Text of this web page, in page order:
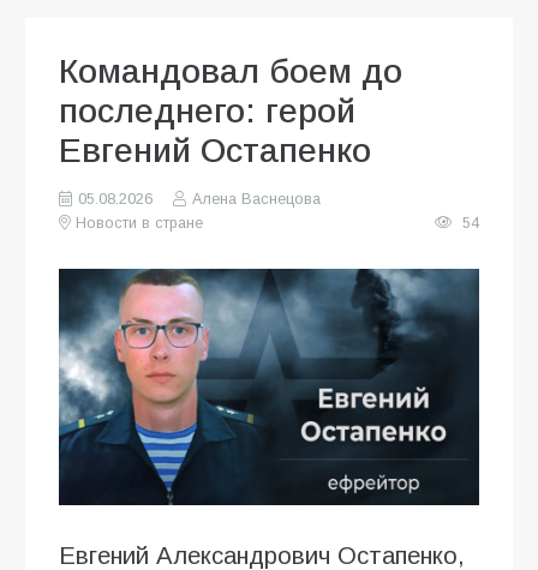
Командовал боем до
последнего: герой
Евгений Остапенко
05.08.2026
Алена Васнецова
Новости в стране
54
Евгений Александрович Остапенко,